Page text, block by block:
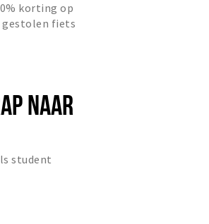
korting op
gestolen fiets
NAAR
student